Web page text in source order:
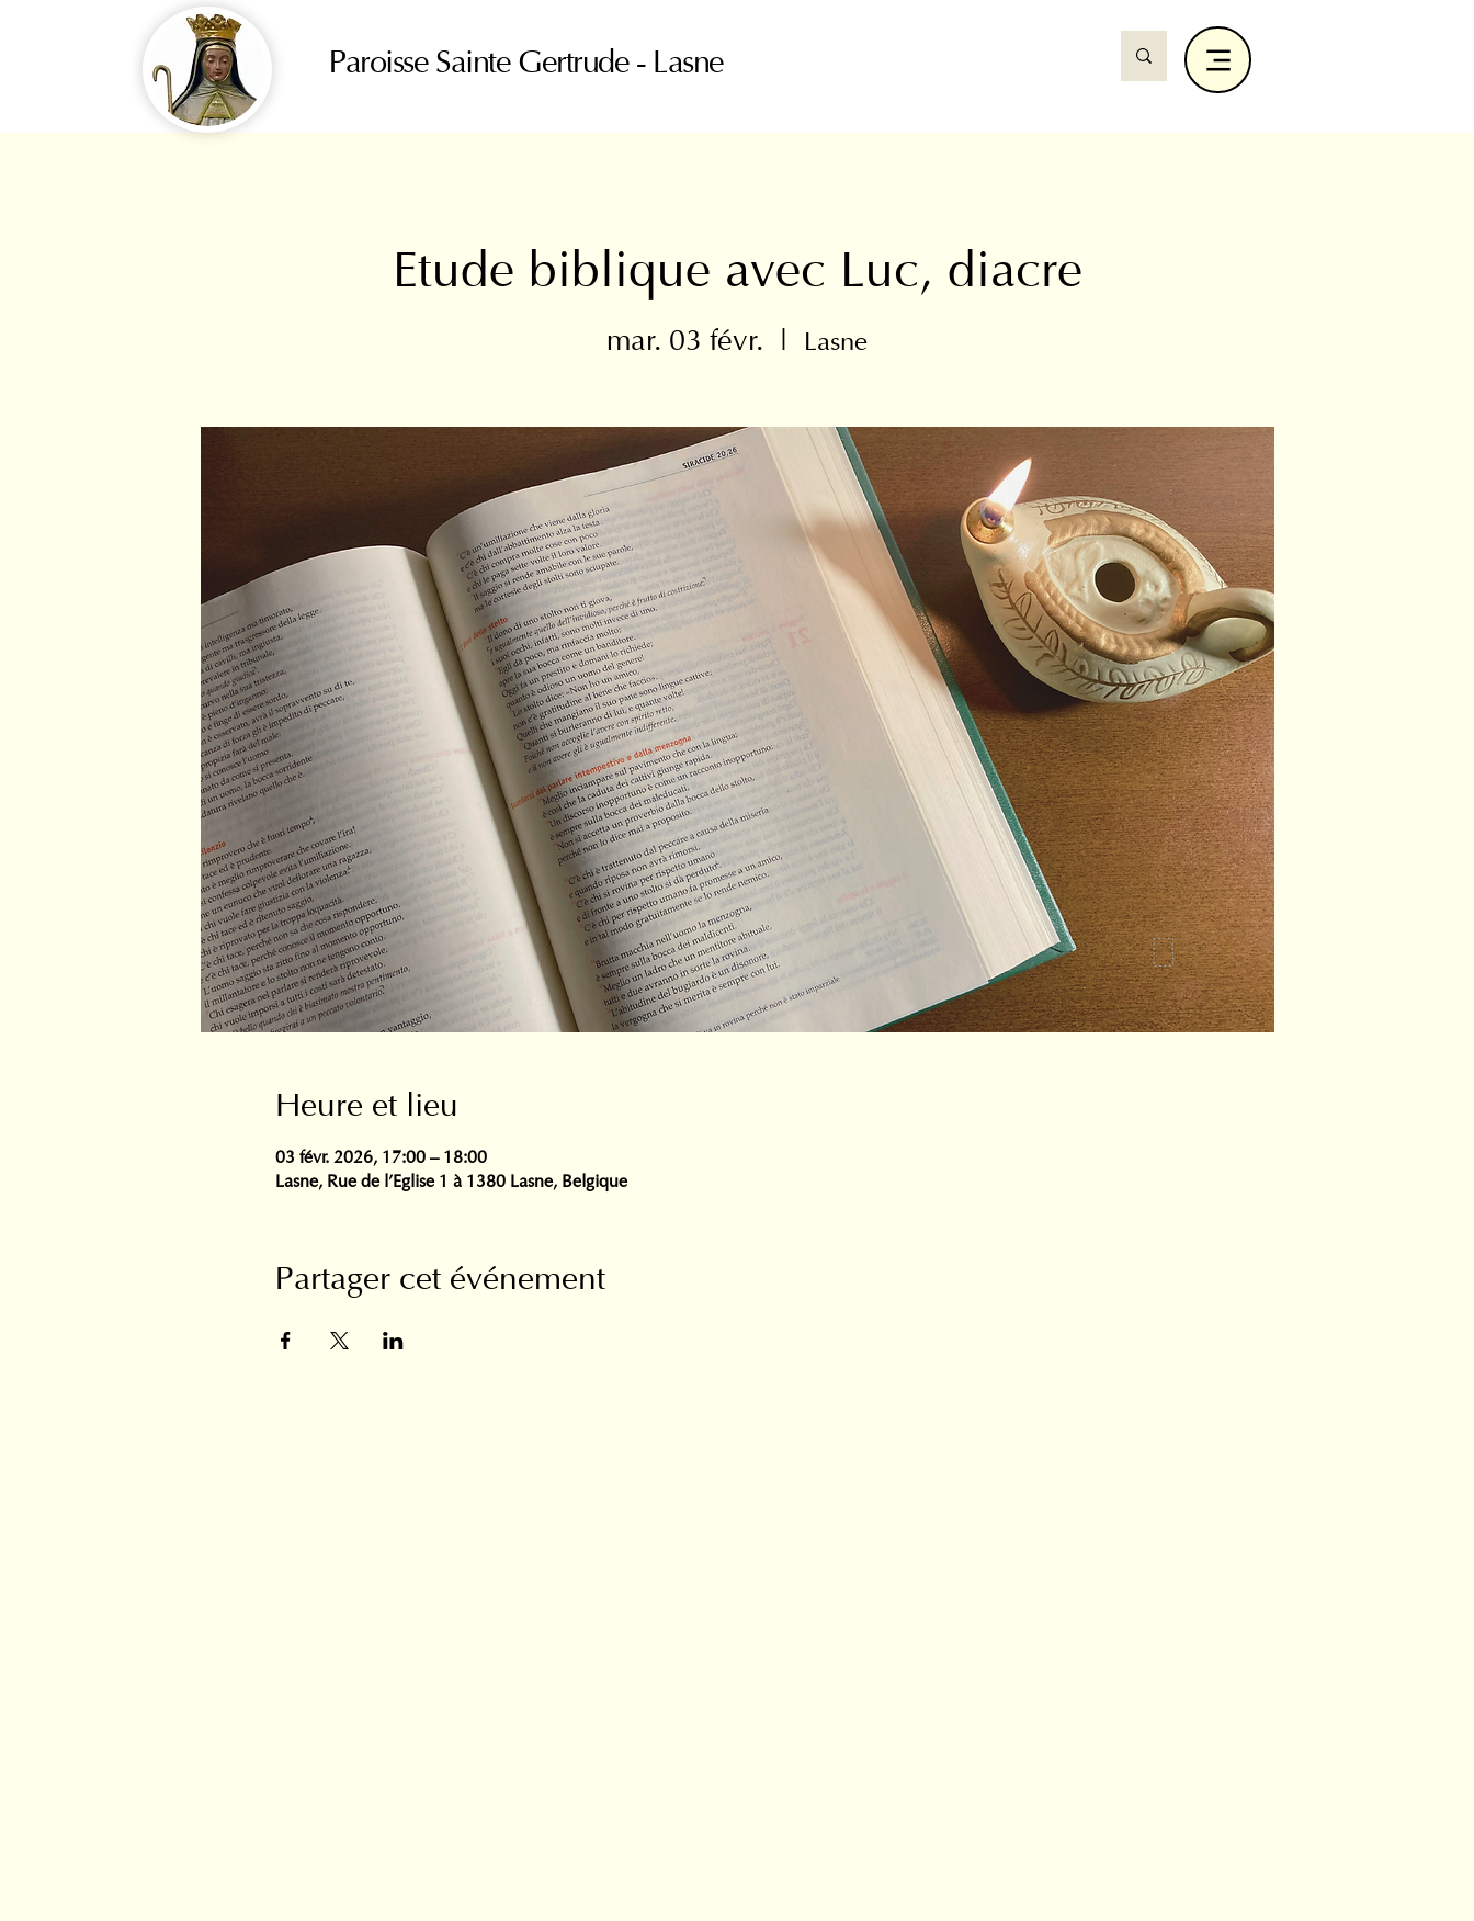
Paroisse Sainte Gertrude - Lasne
Etude biblique avec Luc, diacre
mar. 03 févr.
  |
Lasne
Heure et lieu
03 févr. 2026, 17:00 – 18:00
Lasne, Rue de l'Eglise 1 à 1380 Lasne, Belgique
Partager cet événement